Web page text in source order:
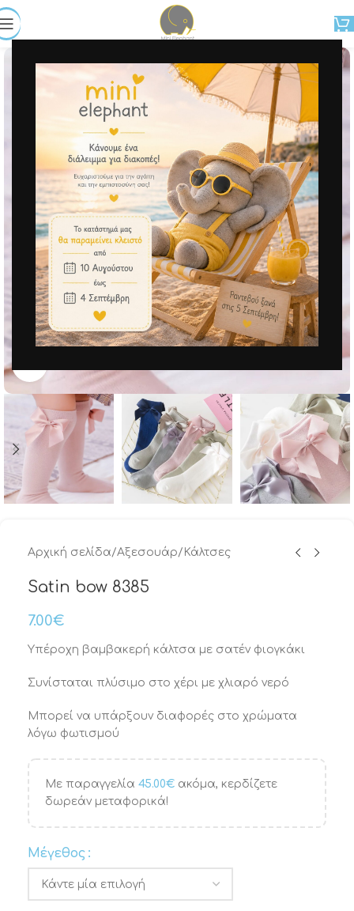
Αρχική σελίδα/Αξεσουάρ/ Κάλτσες
Satin bow 8385
7.00€
Yπέροχη βαμβακερή κάλτσα με σατέν φιογκάκι
Συνίσταται πλύσιμο στο χέρι με χλιαρό νερό
Μπορεί να υπάρξουν διαφορές στο χρώματα
λόγω φωτισμού
Με παραγγελία 45.00€ ακόμα, κερδίζετε
δωρεάν μεταφορικά!
Μέγεθος